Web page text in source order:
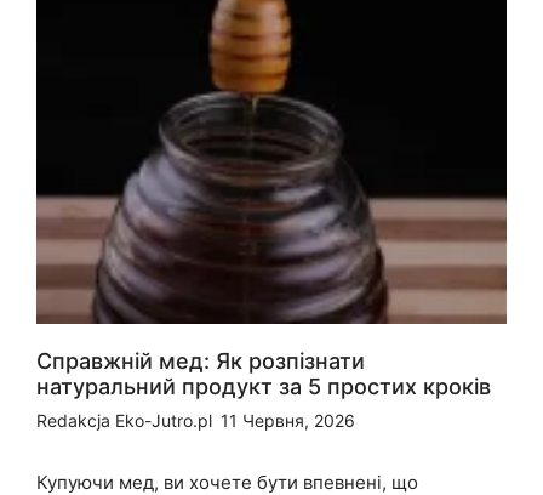
Справжній мед: Як розпізнати
натуральний продукт за 5 простих кроків
Redakcja Eko-Jutro.pl 11 Червня, 2026
Купуючи мед, ви хочете бути впевнені, що